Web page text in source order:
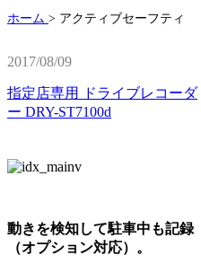
ホーム > アクティブセーフティ
2017/08/09
指定店専用 ドライブレコーダ
ー DRY-ST7100d
動きを検知して駐車中も記録
（オプション対応）。